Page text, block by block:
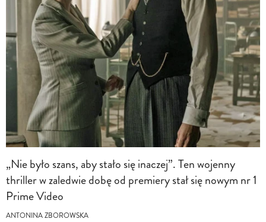
„Nie było szans, aby stało się inaczej”. Ten wojenny
thriller w zaledwie dobę od premiery stał się nowym nr 1
Prime Video
ANTONINA ZBOROWSKA